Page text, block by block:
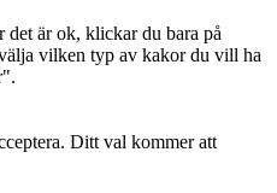
är ok, klickar du bara på
vilken typ av kakor du vill ha
Ditt val kommer att